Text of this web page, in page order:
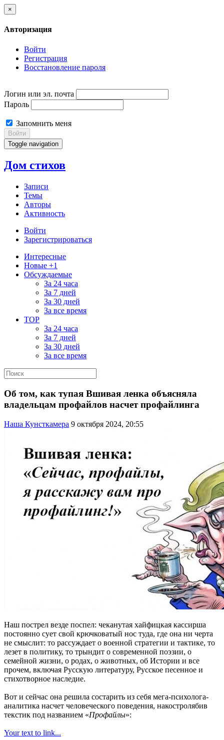
×
Авторизация
Войти
Регистрация
Восстановление пароля
Логин или эл. почта
Пароль
Запомнить меня
Войти
Toggle navigation
Дом стихов
Записи
Темы
Авторы
Активность
Войти
Зарегистрироваться
Интересные
Новые +1
Обсуждаемые
За 24 часа
За 7 дней
За 30 дней
За все время
TOP
За 24 часа
За 7 дней
За 30 дней
За все время
Об том, как тупая Вшивая ленка объясняла
владельцам профайлов насчет профайлинга
Наша Кунсткамера 9 октября 2024, 20:55
Наш пострел везде поспел: чеканутая хайфицкая кассирша
постоянно сует свой крючковатый нос туда, где она ни черта
не смыслит: то рассуждает о военной стратегии и тактике, то
лезет в политику, то трындит о современной поэзии, о
семейной жизни, о родах, о животных, об Истории и все
прочем, включая Русскую литературу, Русское песенное и
стихотворное наследие.
Вот и сейчас она решила состарить из себя мега-психолога-
аналитика насчет человеческого поведения, накостролябив
текстик под названием «Профайлы»:
Your text to link...